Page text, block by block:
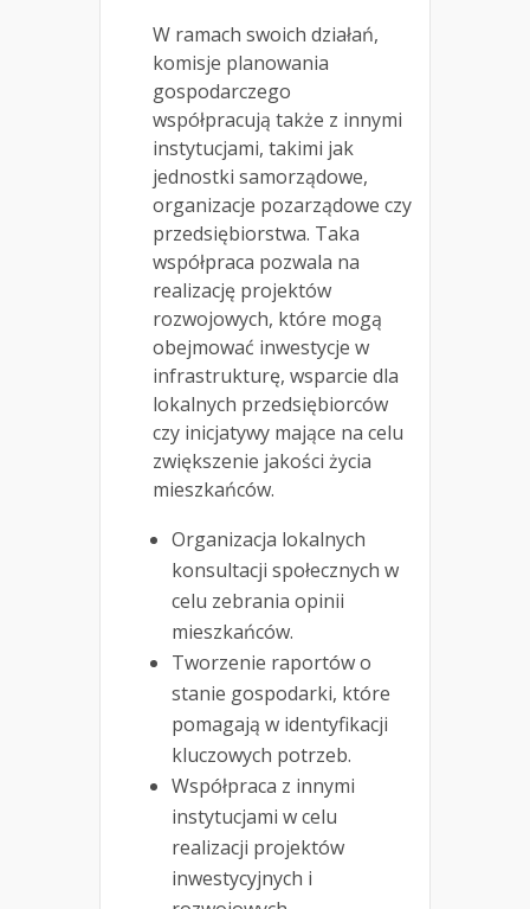
W ramach swoich działań,
komisje planowania
gospodarczego
współpracują także z innymi
instytucjami, takimi jak
jednostki samorządowe,
organizacje pozarządowe czy
przedsiębiorstwa. Taka
współpraca pozwala na
realizację projektów
rozwojowych, które mogą
obejmować inwestycje w
infrastrukturę, wsparcie dla
lokalnych przedsiębiorców
czy inicjatywy mające na celu
zwiększenie jakości życia
mieszkańców.
Organizacja lokalnych
konsultacji społecznych w
celu zebrania opinii
mieszkańców.
Tworzenie raportów o
stanie gospodarki, które
pomagają w identyfikacji
kluczowych potrzeb.
Współpraca z innymi
instytucjami w celu
realizacji projektów
inwestycyjnych i